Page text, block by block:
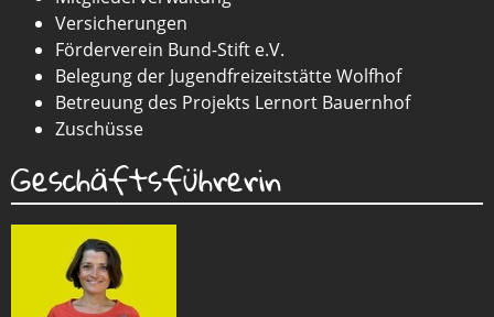
Versicherungen
Förderverein Bund-Stift e.V.
Belegung der Jugendfreizeitstätte Wolfhof
Betreuung des Projekts Lernort Bauernhof
Zuschüsse
Geschäftsführerin